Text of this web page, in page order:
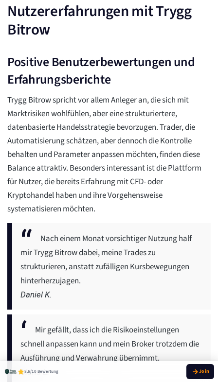
Nutzererfahrungen mit Trygg
Bitrow
Positive Benutzerbewertungen und
Erfahrungsberichte
Trygg Bitrow spricht vor allem Anleger an, die sich mit
Marktrisiken wohlfühlen, aber eine strukturiertere,
datenbasierte Handelsstrategie bevorzugen. Trader, die
Automatisierung schätzen, aber dennoch die Kontrolle
behalten und Parameter anpassen möchten, finden diese
Balance attraktiv. Besonders interessant ist die Plattform
für Nutzer, die bereits Erfahrung mit CFD- oder
Kryptohandel haben und ihre Vorgehensweise
systematisieren möchten.
Nach einem Monat vorsichtiger Nutzung half
mir Trygg Bitrow dabei, meine Trades zu
strukturieren, anstatt zufälligen Kursbewegungen
hinterherzujagen.
Daniel K.
Mir gefällt, dass ich die Risikoeinstellungen
schnell anpassen kann und mein Broker trotzdem die
Ausführung und Verwahrung übernimmt.
Maria L.
8.6/10 Bewertung